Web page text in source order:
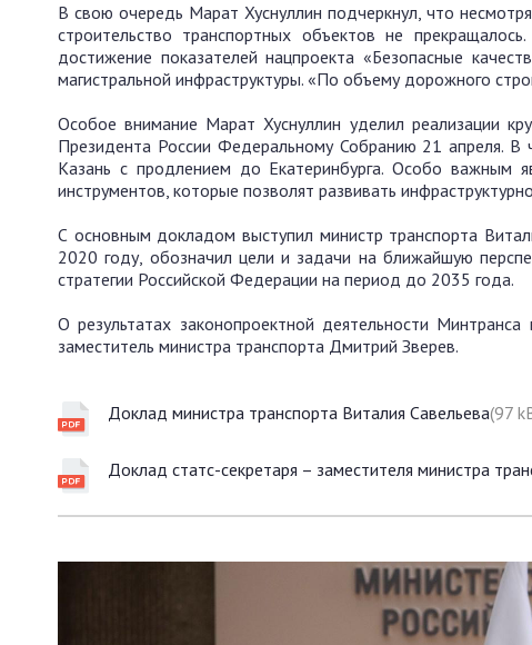
В свою очередь Марат Хуснуллин подчеркнул, что
строительство транспортных объектов не
достижение показателей нацпроекта «Безопасные
магистральной инфраструктуры. «По объему дорожного
Особое внимание Марат Хуснуллин уделил реализации
Президента России Федеральному Собранию 21 апреля. В
Казань с продлением до Екатеринбурга. Особо важным
инструментов, которые позволят развивать
С основным докладом выступил министр транспорта
2020 году, обозначил цели и задачи на ближайшую
стратегии Российской Федерации на период до 2035 года.
О результатах законопроектной деятельности
заместитель министра транспорта Дмитрий Зверев.
Доклад министра транспорта Виталия Савельева(97
Доклад статс-секретаря – заместителя министра